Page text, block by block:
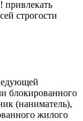
привлекать
строгости
блокированного
(наниматель),
жилого